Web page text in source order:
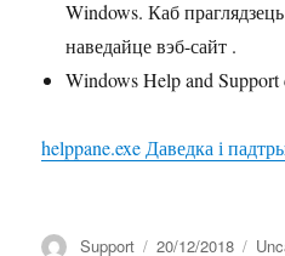
Windows. Каб праглядзець
наведайце вэб-сайт .
Windows Help and Support
helppane.exe Даведка і
Аўтар
Support Апублікавана
20/12/2018